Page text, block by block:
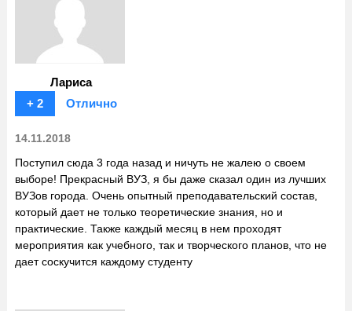
Лариса
+ 2
Отлично
14.11.2018
Поступил сюда 3 года назад и ничуть не жалею о своем
выборе! Прекрасный ВУЗ, я бы даже сказал один из лучших
ВУЗов города. Очень опытный преподавательский состав,
который дает не только теоретические знания, но и
практические. Также каждый месяц в нем проходят
мероприятия как учебного, так и творческого планов, что не
дает соскучится каждому студенту